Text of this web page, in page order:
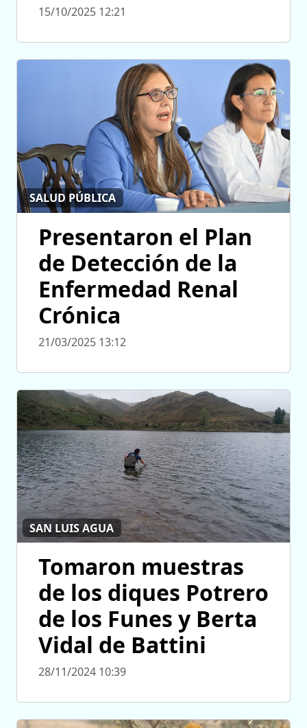
15/10/2025 12:21
SALUD PÚBLICA
Presentaron el Plan
de Detección de la
Enfermedad Renal
Crónica
21/03/2025 13:12
SAN LUIS AGUA
Tomaron muestras
de los diques Potrero
de los Funes y Berta
Vidal de Battini
28/11/2024 10:39